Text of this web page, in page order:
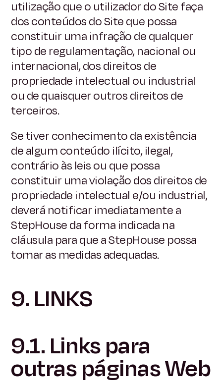
utilização que o utilizador do Site faça
dos conteúdos do Site que possa
constituir uma infração de qualquer
tipo de regulamentação, nacional ou
internacional, dos direitos de
propriedade intelectual ou industrial
ou de quaisquer outros direitos de
terceiros.
Se tiver conhecimento da existência
de algum conteúdo ilícito, ilegal,
contrário às leis ou que possa
constituir uma violação dos direitos de
propriedade intelectual e/ou industrial,
deverá notificar imediatamente a
StepHouse da forma indicada na
cláusula para que a StepHouse possa
tomar as medidas adequadas.
9. LINKS
9.1. Links para
outras páginas Web